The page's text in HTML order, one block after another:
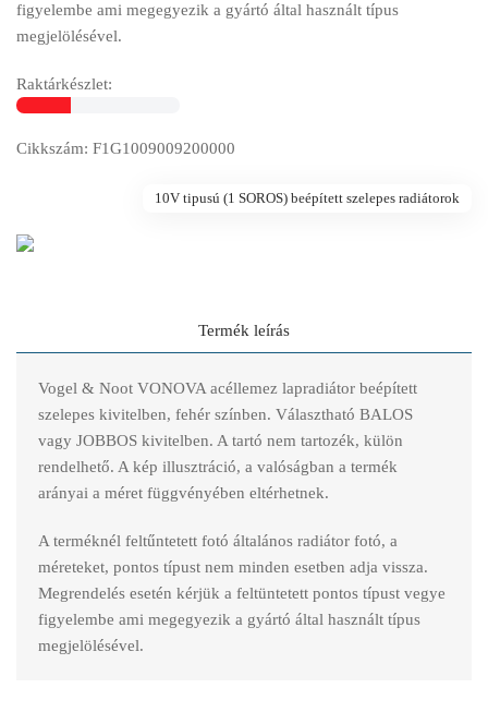
figyelembe ami megegyezik a gyártó által használt típus
megjelölésével.
Raktárkészlet:
Cikkszám: F1G1009009200000
10V tipusú (1 SOROS) beépített szelepes radiátorok
Termék leírás
Vogel & Noot VONOVA acéllemez lapradiátor beépített
szelepes kivitelben, fehér színben. Választható BALOS
vagy JOBBOS kivitelben. A tartó nem tartozék, külön
rendelhető. A kép illusztráció, a valóságban a termék
arányai a méret függvényében eltérhetnek.
A terméknél feltűntetett fotó általános radiátor fotó, a
méreteket, pontos típust nem minden esetben adja vissza.
Megrendelés esetén kérjük a feltüntetett pontos típust vegye
figyelembe ami megegyezik a gyártó által használt típus
megjelölésével.